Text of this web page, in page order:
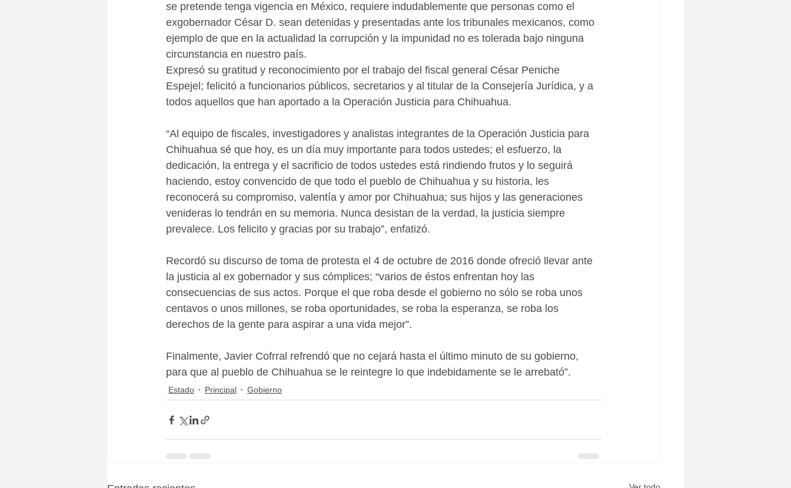
se pretende tenga vigencia en México, requiere indudablemente que personas como el
exgobernador César D. sean detenidas y presentadas ante los tribunales mexicanos, como
ejemplo de que en la actualidad la corrupción y la impunidad no es tolerada bajo ninguna
circunstancia en nuestro país.
Expresó su gratitud y reconocimiento por el trabajo del fiscal general César Peniche
Espejel; felicitó a funcionarios públicos, secretarios y al titular de la Consejería Jurídica, y a
todos aquellos que han aportado a la Operación Justicia para Chihuahua.
“Al equipo de fiscales, investigadores y analistas integrantes de la Operación Justicia para
Chihuahua sé que hoy, es un día muy importante para todos ustedes; el esfuerzo, la
dedicación, la entrega y el sacrificio de todos ustedes está rindiendo frutos y lo seguirá
haciendo, estoy convencido de que todo el pueblo de Chihuahua y su historia, les
reconocerá su compromiso, valentía y amor por Chihuahua; sus hijos y las generaciones
venideras lo tendrán en su memoria. Nunca desistan de la verdad, la justicia siempre
prevalece. Los felicito y gracias por su trabajo”, enfatizó.
Recordó su discurso de toma de protesta el 4 de octubre de 2016 donde ofreció llevar ante
la justicia al ex gobernador y sus cómplices; “varios de éstos enfrentan hoy las
consecuencias de sus actos. Porque el que roba desde el gobierno no sólo se roba unos
centavos o unos millones, se roba oportunidades, se roba la esperanza, se roba los
derechos de la gente para aspirar a una vida mejor”.
Finalmente, Javier Cofrral refrendó que no cejará hasta el último minuto de su gobierno,
para que al pueblo de Chihuahua se le reintegre lo que indebidamente se le arrebató”.
Estado Principal Gobierno